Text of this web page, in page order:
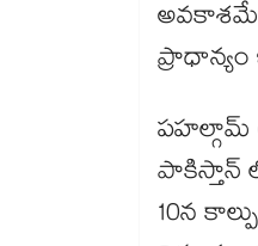
పహల్గామ్
పాకిస్తాన్
10న